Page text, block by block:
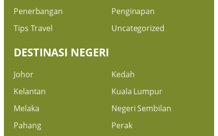
Penerbangan
Penginapan
Tips Travel
Uncategorized
DESTINASI NEGERI
Johor
Kedah
Kelantan
Kuala Lumpur
Melaka
Negeri Sembilan
Pahang
Perak